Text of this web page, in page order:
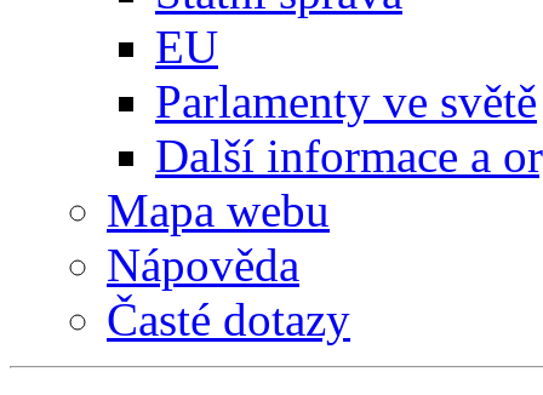
EU
Parlamenty ve světě
Další informace a
Mapa webu
Nápověda
Časté dotazy